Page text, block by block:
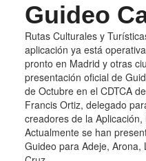
Guideo
Rutas Culturales y
aplicación ya está
pronto en Madrid y otras
presentación oficial de
de Octubre en el CDTCA
Francis Ortiz, delegado
creadores de la
Actualmente se han
Guideo para Adeje, Arona,